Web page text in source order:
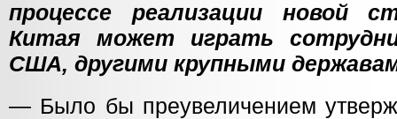
процессе реализации новой
Китая может играть
США, другими крупными
— Было бы преувеличением